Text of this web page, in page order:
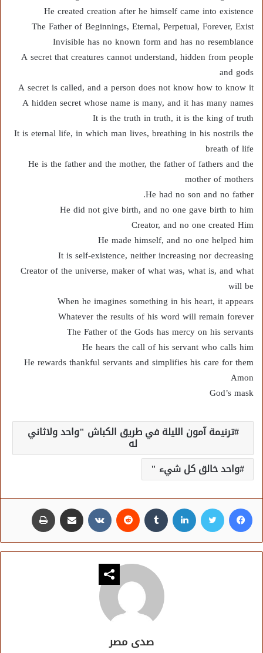
He created creation after he himself came into existence
The Father of Beginnings, Eternal, Perpetual, Forever, Exist
Invisible has no known form and has no resemblance
A secret that creatures cannot understand, hidden from people
and gods
A secret is called, and a person does not know how to know it
A hidden secret whose name is many, and it has many names
It is the truth in truth, it is the king of truth
It is eternal life, in which man lives, breathing in his nostrils the
breath of life
He is the father and the mother, the father of fathers and the
mother of mothers
He had no son and no father.
He did not give birth, and no one gave birth to him
Creator, and no one created Him
He made himself, and no one helped him
It is self-existence, neither increasing nor decreasing
Creator of the universe, maker of what was, what is, and what
will be
When he imagines something in his heart, it appears
Whatever the results of his word will remain forever
The Father of the Gods has mercy on his servants
He hears the call of his servant who calls him
He rewards thankful servants and simplifies his care for them
Amon
God’s mask
ترنيمة آمون الليلة في طريق الكباش "واحد ولاثاني
له
واحد خالق كل شيء "
فيسبوك تويتر لينكدإن مشاركة عبر البريد
صدى مصر